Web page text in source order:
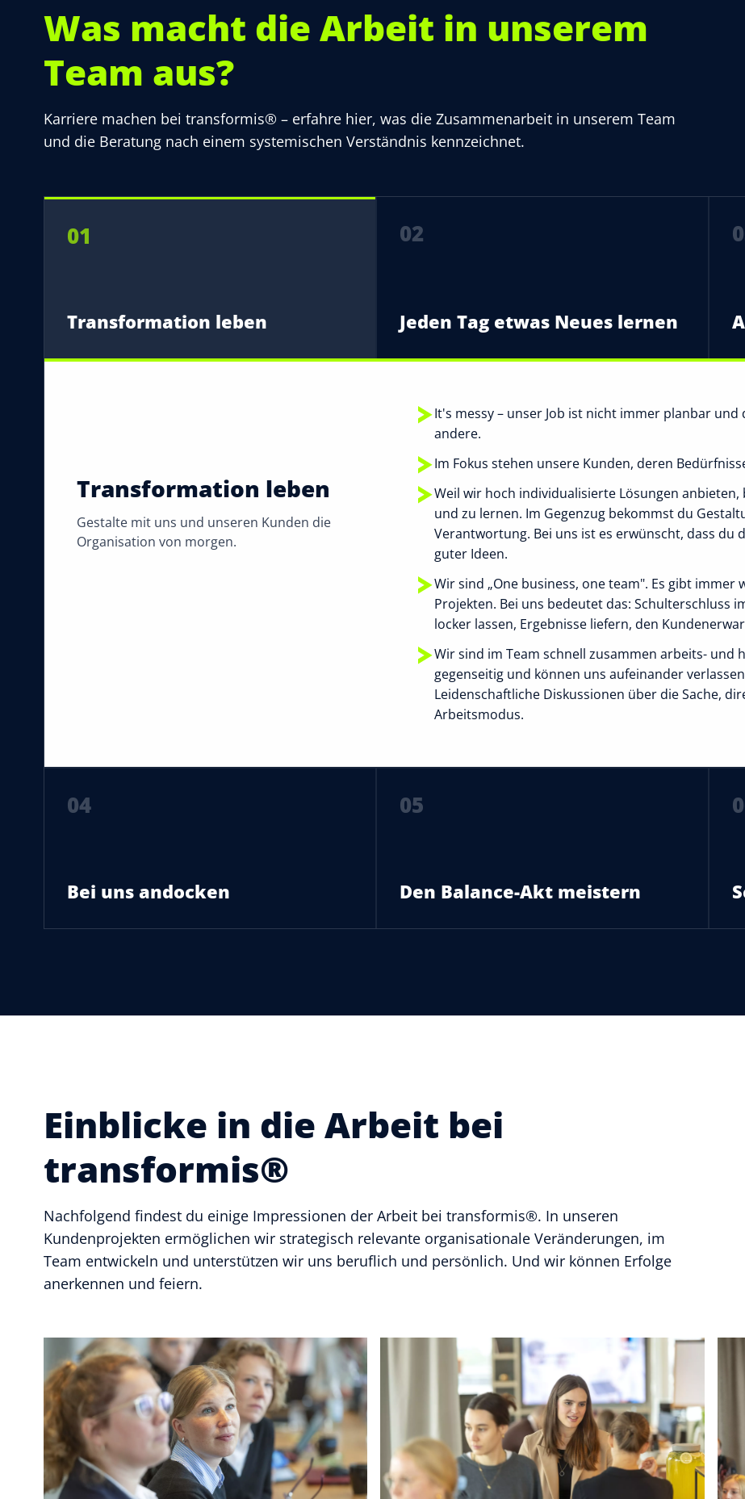
Was macht die Arbeit in unserem
Team aus?
Karriere machen bei transformis® – erfahre hier, was die Zusammenarbeit in unserem Team
und die Beratung nach einem systemischen Verständnis kennzeichnet.
01
Transformation leben
02
Jeden Tag etwas Neues lernen
Transformation leben
Gestalte mit uns und unseren Kunden die
Organisation von morgen.
It's messy – unser Job ist nicht immer planbar und
andere.
Im Fokus stehen unsere Kunden, deren
Weil wir hoch individualisierte Lösungen
und zu lernen. Im Gegenzug bekommst du
Verantwortung. Bei uns ist es erwünscht, dass du
guter Ideen.
Wir sind „One business, one team". Es gibt immer
Projekten. Bei uns bedeutet das: Schulterschluss
locker lassen, Ergebnisse liefern, den
Wir sind im Team schnell zusammen arbeits- und
gegenseitig und können uns aufeinander
Leidenschaftliche Diskussionen über die Sache,
Arbeitsmodus.
04
Bei uns andocken
05
Den Balance-Akt meistern
Einblicke in die Arbeit bei
transformis®
Nachfolgend findest du einige Impressionen der Arbeit bei transformis®. In unseren
Kundenprojekten ermöglichen wir strategisch relevante organisationale Veränderungen, im
Team entwickeln und unterstützen wir uns beruflich und persönlich. Und wir können Erfolge
anerkennen und feiern.